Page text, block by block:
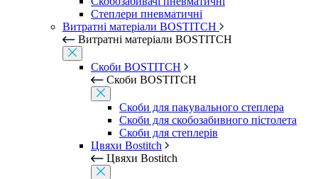
Степлери пневматичні
Витратні матеріали BOSTITCH
Витратні матеріали BOSTITCH
Скоби BOSTITCH
Скоби BOSTITCH
Скоби для пакувального степлера
Скоби для скобозабивного пістолета
Скоби для степлерів
Цвяхи Bostitch
Цвяхи Bostitch